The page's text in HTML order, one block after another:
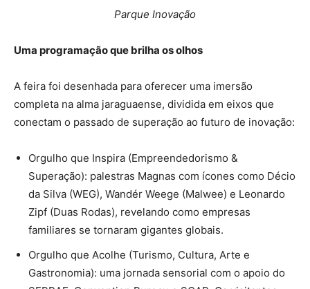
Parque Inovação
Uma programação que brilha os olhos
A feira foi desenhada para oferecer uma imersão
completa na alma jaraguaense, dividida em eixos que
conectam o passado de superação ao futuro de inovação:
Orgulho que Inspira (Empreendedorismo &
Superação): palestras Magnas com ícones como Décio
da Silva (WEG), Wandér Weege (Malwee) e Leonardo
Zipf (Duas Rodas), revelando como empresas
familiares se tornaram gigantes globais.
Orgulho que Acolhe (Turismo, Cultura, Arte e
Gastronomia): uma jornada sensorial com o apoio do